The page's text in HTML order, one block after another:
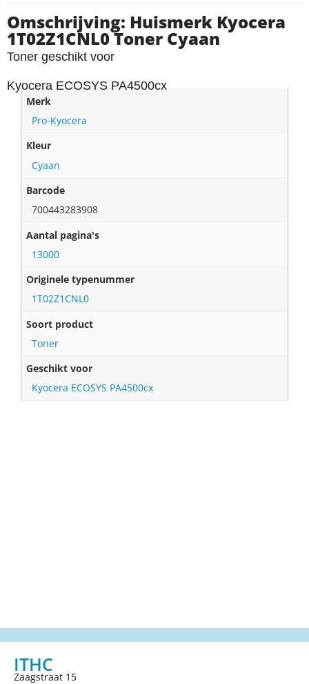
Omschrijving: Huismerk Kyocera
1T02Z1CNL0 Toner Cyaan
Toner geschikt voor
Kyocera ECOSYS PA4500cx
Merk
Pro-Kyocera
Kleur
Cyaan
Barcode
700443283908
Aantal pagina's
13000
Originele typenummer
1T02Z1CNL0
Soort product
Toner
Geschikt voor
Kyocera ECOSYS PA4500cx
ITHC
Zaagstraat 15